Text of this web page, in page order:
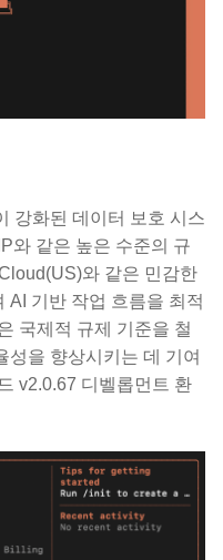
강화된 데이터 보호 시스
와 같은 높은 수준의 규
와 같은 민감한
AI 기반 작업 흐름을 최적
국제적 규제 기준을 철
성을 향상시키는 데 기여
v2.0.67 디벨롭먼트 환